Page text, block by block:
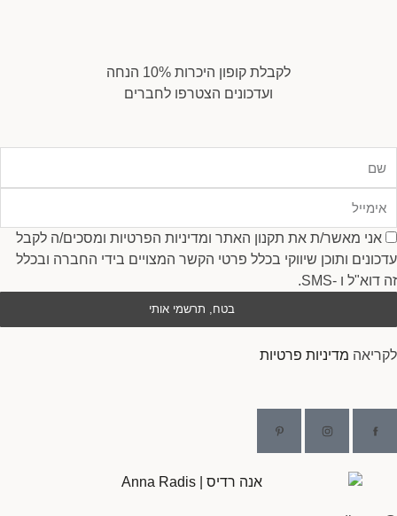
לקבלת קופון היכרות 10% הנחה
ועדכונים הצטרפו לחברים
הסכמה
אני מאשר/ת את תקנון האתר ומדיניות הפרטיות ומסכים/ה לקבל
עדכונים ותוכן שיווקי בכלל פרטי הקשר המצויים בידי החברה ובכלל
זה דוא"ל ו -SMS.
בטח, תרשמי אותי
לקריאה מדיניות פרטיות